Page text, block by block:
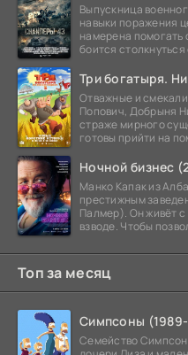
Выпускница
навыки поражения
намерена помогать
боится
Три богатыря.
Отважные и
Попович, Добрыня
страже мирного
готовы прийти на
Ночной бизнес
Манко Капак из
престижным
Палмер). Он живёт с
взводе. Чтобы
Топ за месяц
Симпсоны
Семейство